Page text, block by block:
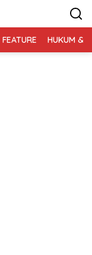
FEATURE HUKUM &